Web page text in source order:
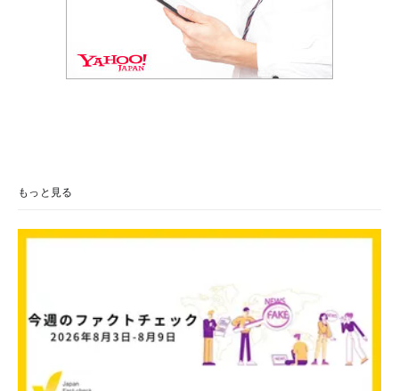
もっと見る